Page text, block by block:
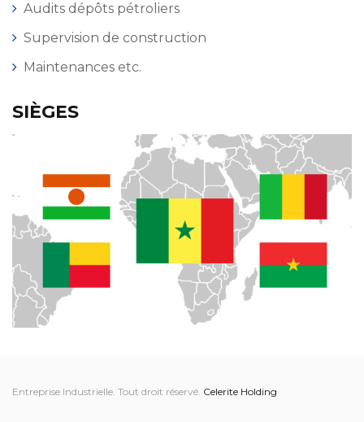
Audits dépôts pétroliers
Supervision de construction
Maintenances etc.
SIÈGES
Entreprise Industrielle. Tout droit réservé. Celerite Holding